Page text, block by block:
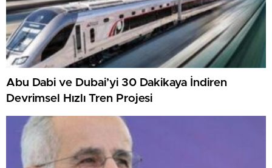
Abu Dabi ve Dubai’yi 30 Dakikaya İndiren
Devrimsel Hızlı Tren Projesi